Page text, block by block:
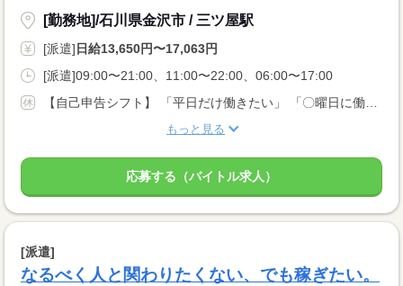
[勤務地]/石川県金沢市 / 三ツ屋駅
[派遣] 日給13,650円〜17,063円
[派遣]09:00〜21:00、11:00〜22:00、06:00〜17:00
【自己申告シフト】 「平日だけ働きたい」 「〇曜日に働きたい」 など、働き方は自分で選べます。 曜日・時間についてのご希望も 面談の際に教えてくださいね。 ※こちらは中型以上のお仕事の例です
もっと見る
応募する（バイトル求人）
[派遣]
なるべく人と関わりたくない、でも稼ぎたい。